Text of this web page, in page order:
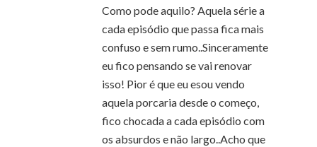
Como pode aquilo? Aquela série a
cada episódio que passa fica mais
confuso e sem rumo..Sinceramente
eu fico pensando se vai renovar
isso! Pior é que eu esou vendo
aquela porcaria desde o começo,
fico chocada a cada episódio com
os absurdos e não largo..Acho que